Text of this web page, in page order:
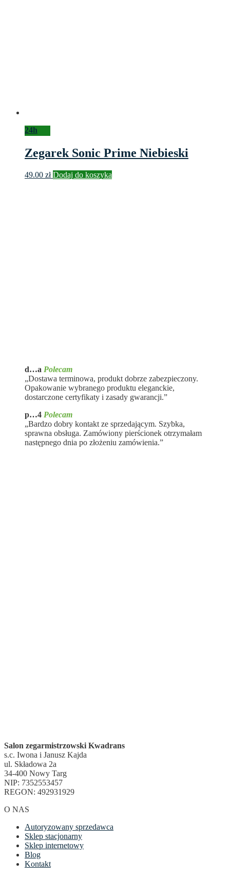
24h
Zegarek Sonic Prime Niebieski
49.00 zł Dodaj do koszyka
d…a Polecam
„Dostawa terminowa, produkt dobrze zabezpieczony.
Opakowanie wybranego produktu eleganckie,
dostarczone certyfikaty i zasady gwarancji.”
p…4 Polecam
„Bardzo dobry kontakt ze sprzedającym. Szybka,
sprawna obsługa. Zamówiony pierścionek otrzymałam
następnego dnia po złożeniu zamówienia.”
Salon zegarmistrzowski Kwadrans
s.c. Iwona i Janusz Kajda
ul. Składowa 2a
34-400 Nowy Targ
NIP: 7352553457
REGON: 492931929
O NAS
Autoryzowany sprzedawca
Sklep stacjonarny
Sklep internetowy
Blog
Kontakt